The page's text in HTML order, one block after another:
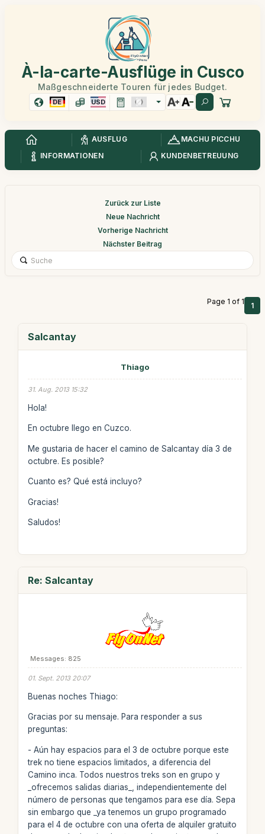
À-la-carte-Ausflüge in Cusco
Maßgeschneiderte Touren für jedes Budget.
DE USD
AUSFLUG
MACHU PICCHU
INFORMATIONEN
KUNDENBETREUUNG
Zurück zur Liste
Neue Nachricht
Vorherige Nachricht
Nächster Beitrag
Page 1 of 1 1
Salcantay
Thiago
31. Aug. 2013 15:32
Hola!
En octubre llego en Cuzco.
Me gustaria de hacer el camino de Salcantay día 3 de
octubre. Es posible?
Cuanto es? Qué está incluyo?
Gracias!
Saludos!
Re: Salcantay
Messages: 825
01. Sept. 2013 20:07
Buenas noches Thiago:
Gracias por su mensaje. Para responder a sus
preguntas:
- Aún hay espacios para el 3 de octubre porque este
trek no tiene espacios limitados, a diferencia del
Camino inca. Todos nuestros treks son en grupo y
_ofrecemos salidas diarias_, independientemente del
número de personas que tengamos para ese día. Sepa
sin embargo que _ya tenemos un grupo programado
para el 4 de octubre con una oferta de alquiler gratuito